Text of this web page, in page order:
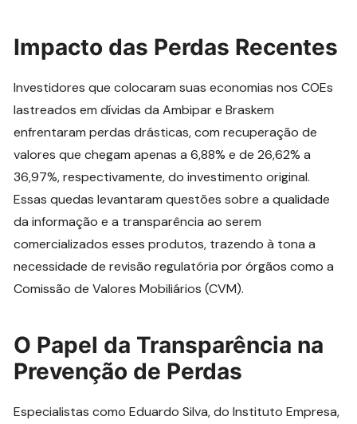
Impacto das Perdas Recentes
Investidores que colocaram suas economias nos COEs
lastreados em dívidas da Ambipar e Braskem
enfrentaram perdas drásticas, com recuperação de
valores que chegam apenas a 6,88% e de 26,62% a
36,97%, respectivamente, do investimento original.
Essas quedas levantaram questões sobre a qualidade
da informação e a transparência ao serem
comercializados esses produtos, trazendo à tona a
necessidade de revisão regulatória por órgãos como a
Comissão de Valores Mobiliários (CVM).
O Papel da Transparência na
Prevenção de Perdas
Especialistas como Eduardo Silva, do Instituto Empresa,